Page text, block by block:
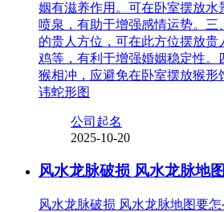
姻有滋养作用。可在卧室摆放水
喷泉，有助于增强感情运势。三
的贵人方位，可在此方位摆放贵
鸡等，有利于增强婚姻稳定性。
猴相冲，应避免在卧室摆放猴形
讳蛇形图
公司起名
2025-10-20
风水龙脉破损 风水龙脉地
风水龙脉破损 风水龙脉地图要